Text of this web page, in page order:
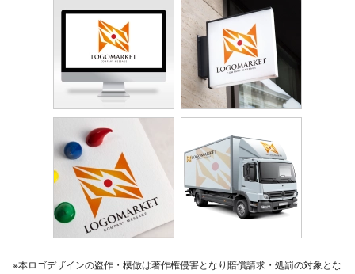
※本ロゴデザインの盗作・模倣は著作権侵害となり賠償請求・処罰の対象とな